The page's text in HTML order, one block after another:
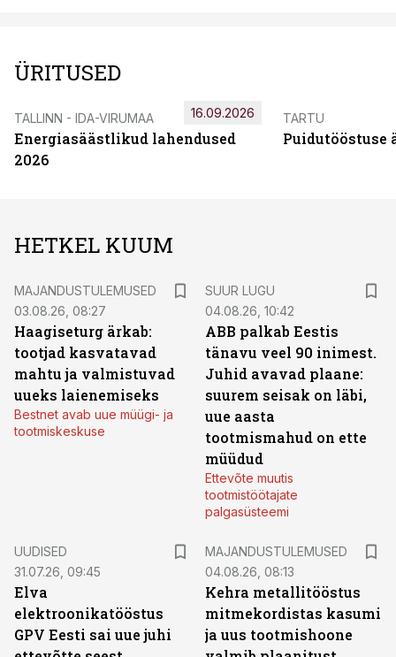
ÜRITUSED
TALLINN - IDA-VIRUMAA
Energiasäästlikud lahendused
2026
16.09.2026 TARTU
Puidutööstuse
HETKEL KUUM
MAJANDUSTULEMUSED
03.08.26, 08:27
Haagiseturg ärkab:
tootjad kasvatavad
mahtu ja valmistuvad
uueks laienemiseks
Bestnet avab uue müügi- ja
tootmiskeskuse
SUUR LUGU
04.08.26, 10:42
ABB palkab Eestis
tänavu veel 90 inimest.
Juhid avavad plaane:
suurem seisak on läbi,
uue aasta
tootmismahud on ette
müüdud
Ettevõte muutis
tootmistöötajate
palgasüsteemi
UUDISED
31.07.26, 09:45
Elva
elektroonikatööstus
GPV Eesti sai uue juhi
MAJANDUSTULEMUSED
04.08.26, 08:13
Kehra metallitööstus
mitmekordistas kasumi
ja uus tootmishoone